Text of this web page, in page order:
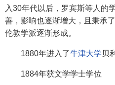
入30年代以后，罗宾斯等人的
善，影响也逐渐增大，且秉承
伦敦学派逐渐形成。
1880年进入了牛津大学 贝
1884年获文学学士学位